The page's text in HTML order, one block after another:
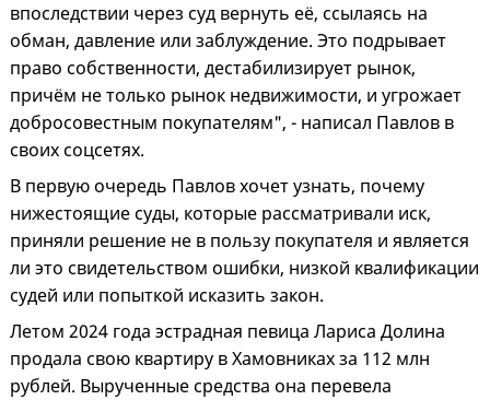
впоследствии через суд вернуть её, ссылаясь на
обман, давление или заблуждение. Это подрывает
право собственности, дестабилизирует рынок,
причём не только рынок недвижимости, и угрожает
добросовестным покупателям", - написал Павлов в
своих соцсетях.
В первую очередь Павлов хочет узнать, почему
нижестоящие суды, которые рассматривали иск,
приняли решение не в пользу покупателя и является
ли это свидетельством ошибки, низкой квалификации
судей или попыткой исказить закон.
Летом 2024 года эстрадная певица Лариса Долина
продала свою квартиру в Хамовниках за 112 млн
рублей. Вырученные средства она перевела